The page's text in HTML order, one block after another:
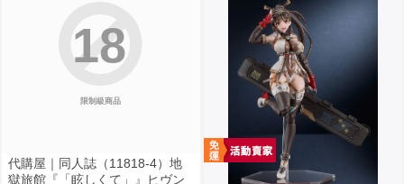
限制級商品
18
代購屋｜同人誌（11818-4）地
獄旅館『「眩しくて」』ヒヴン